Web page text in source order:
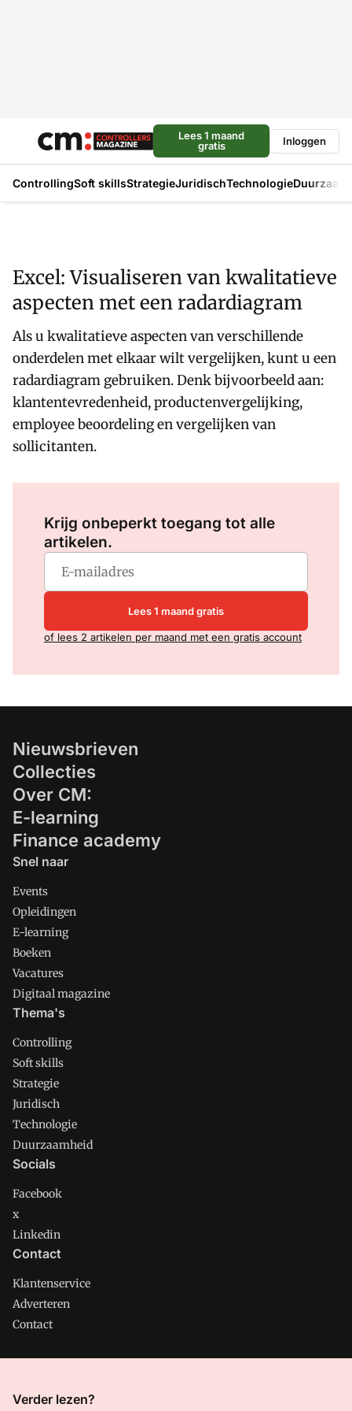
Lees 1 maand
gratis
Inloggen
ControllingSoft skillsStrategieJuridischTechnologie
Excel: Visualiseren van kwalitatieve
aspecten met een radardiagram
Als u kwalitatieve aspecten van verschillende
onderdelen met elkaar wilt vergelijken, kunt u een
radardiagram gebruiken. Denk bijvoorbeeld aan:
klantentevredenheid, productenvergelijking,
employee beoordeling en vergelijken van
sollicitanten.
Krijg onbeperkt toegang tot alle
artikelen.
Lees 1 maand gratis
of lees 2 artikelen per maand met een gratis account
Nieuwsbrieven
Collecties
Over CM:
E-learning
Finance academy
Snel naar
Events
Opleidingen
E-learning
Boeken
Vacatures
Digitaal magazine
Thema's
Controlling
Soft skills
Strategie
Juridisch
Technologie
Duurzaamheid
Socials
Facebook
x
Linkedin
Contact
Klantenservice
Adverteren
Contact
CMweb is onderdeel van VMN media. Lees in
Verder lezen?